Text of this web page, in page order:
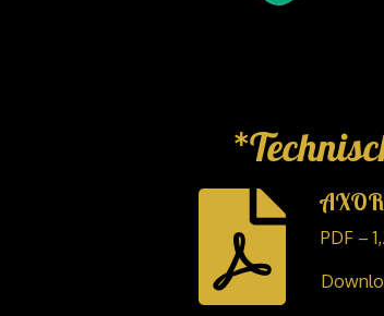
AXOR
PDF –